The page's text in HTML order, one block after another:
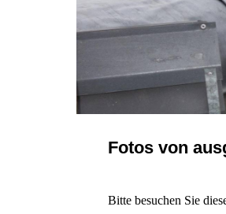
Fotos von
Bitte besuchen Sie